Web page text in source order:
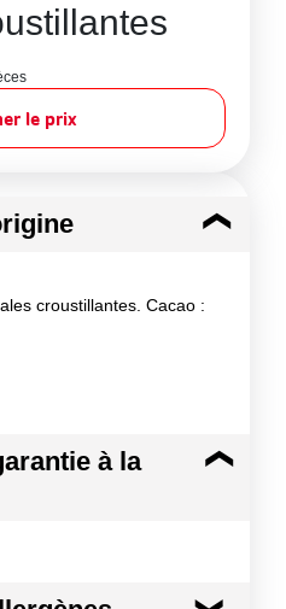
le prix
croustillantes. Cacao :
à la